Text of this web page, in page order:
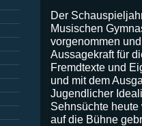
Der
Musischen
vorgenommen
Aussagekraft für
Fremdtexte und
und mit dem
Jugendlicher
Sehnsüchte
auf die Bühne